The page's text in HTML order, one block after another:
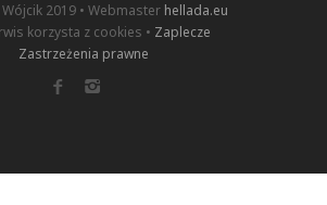
2019 • Webmaster hellada.eu
korzysta z cookies • Zaplecze
Zastrzeżenia prawne